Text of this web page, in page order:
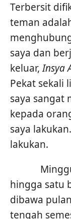
Terbersit
teman
saya dan
keluar,Insya
Pekat sekali
saya sangat
kepada
saya
lakukan.
Minggu
hingga satu
dibawa
tengah